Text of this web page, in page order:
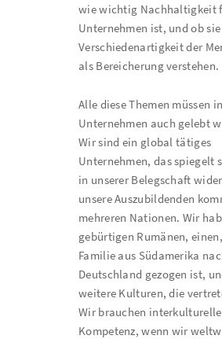
wie wichtig Nachhaltigkeit
Unternehmen ist, und ob
Verschiedenartigkeit der
als Bereicherung verstehen.
Alle diese Themen müssen
Unternehmen auch gelebt
Wir sind ein global tätiges
Unternehmen, das spiegelt
in unserer Belegschaft
unsere Auszubildenden
mehreren Nationen. Wir
gebürtigen Rumänen,
Familie aus Südamerika
Deutschland gezogen ist,
weitere Kulturen, die
Wir brauchen interkulturelle
Kompetenz, wenn wir